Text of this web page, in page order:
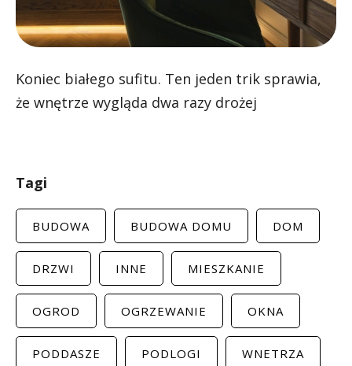
Koniec białego sufitu. Ten jeden trik sprawia,
że wnętrze wygląda dwa razy drożej
Tagi
BUDOWA BUDOWA DOMU DOM
DRZWI INNE MIESZKANIE
OGROD OGRZEWANIE OKNA
PODDASZE PODLOGI WNETRZA